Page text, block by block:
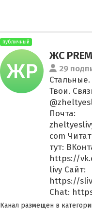
публичный
ЖС
29
Твои.
Почта:
com
тут:
https://
livy Сайт:
https://
Chat:
Канал размещен в